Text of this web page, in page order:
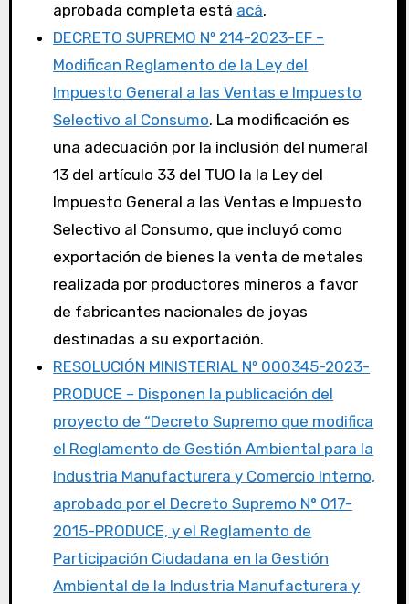
aprobada completa está acá.
DECRETO SUPREMO Nº 214-2023-EF –
Modifican Reglamento de la Ley del
Impuesto General a las Ventas e Impuesto
Selectivo al Consumo. La modificación es
una adecuación por la inclusión del numeral
13 del artículo 33 del TUO la la Ley del
Impuesto General a las Ventas e Impuesto
Selectivo al Consumo, que incluyó como
exportación de bienes la venta de metales
realizada por productores mineros a favor
de fabricantes nacionales de joyas
destinadas a su exportación.
RESOLUCIÓN MINISTERIAL Nº 000345-2023-
PRODUCE – Disponen la publicación del
proyecto de “Decreto Supremo que modifica
el Reglamento de Gestión Ambiental para la
Industria Manufacturera y Comercio Interno,
aprobado por el Decreto Supremo N° 017-
2015-PRODUCE, y el Reglamento de
Participación Ciudadana en la Gestión
Ambiental de la Industria Manufacturera y